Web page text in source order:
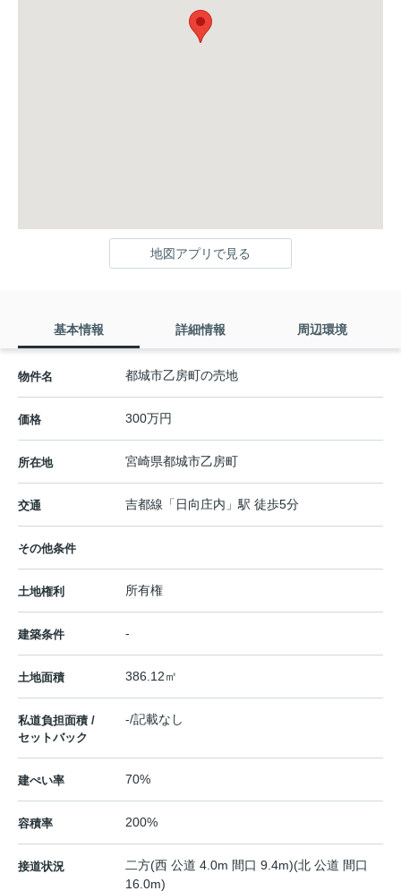
地図アプリで見る
基本情報 詳細情報 周辺環境
物件名 都城市乙房町の売地
価格 300万円
所在地 宮崎県都城市乙房町
交通 吉都線 「 日向庄内 」駅 徒歩5分
その他条件
土地権利 所有権
建築条件 -
土地面積 386.12㎡
私道負担面積 /
セットバック
-/記載なし
建ぺい率 70%
容積率 200%
接道状況
二方(西 公道 4.0m 間口 9.4m)(北 公道 間口
16.0m)